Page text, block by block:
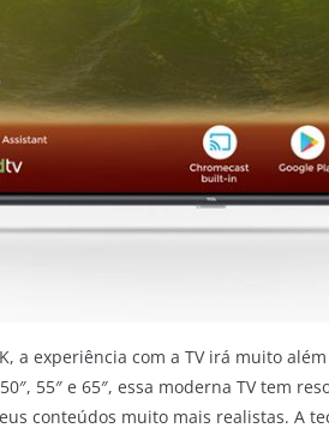
a experiência com a TV irá muito
55″ e 65″, essa moderna TV tem
conteúdos muito mais realistas. A